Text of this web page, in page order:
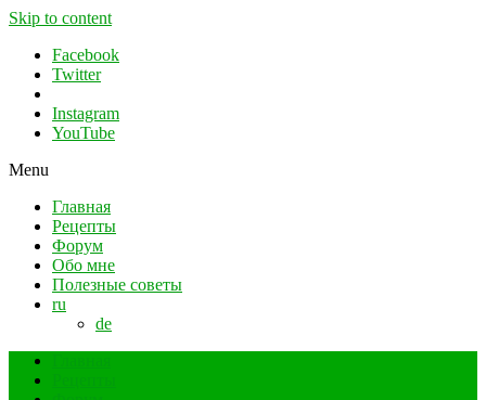
Skip to content
Facebook
Twitter
Instagram
YouTube
Menu
Главная
Рецепты
Форум
Обо мне
Полезные советы
ru
de